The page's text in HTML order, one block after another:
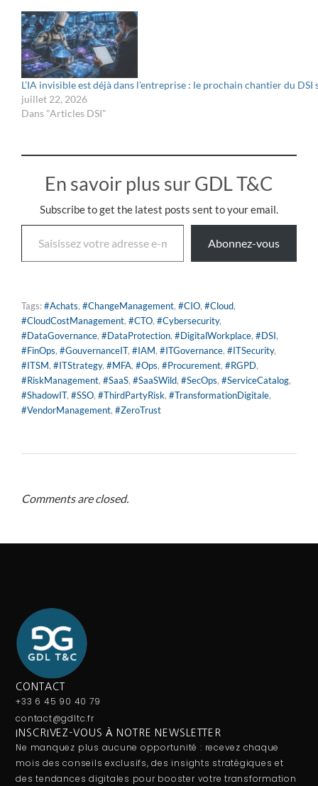
L’IA invisible est déjà dans l’entreprise : le prochain chantier du DSI
juillet 22, 2026
Dans "Articles DSI"
En savoir plus sur GDL T&C
Subscribe to get the latest posts sent to your email.
Abonnez-vous
Tags:#Achats, #ChangeManagement, #CIO, #Cloud,
#CloudCostManagement, #CTO, #Cybersecurity,
#DataGovernance, #DataProtection, #DigitalWorkplace, #DSI,
#FinOps, #GouvernanceIT, #IAM, #ITGovernance, #ITSecurity,
#ITSM, #ITStrategy, #MFA, #Ops, #Procurement, #RGPD,
#RiskManagement, #SaaS, #SaaSWild, #SecOps, #ServiceCatalog,
#ShadowIT, #SSO, #ThirdPartyRisk, #TransformationDigitale,
#VendorManagement, #ZeroTrust
Comments are closed.
CONTACT
+33 6 45 90 40 79
contact@gdltc.fr
INSCRIVEZ-VOUS À NOTRE NEWSLETTER
Ne manquez plus aucune opportunité : recevez chaque
mois des conseils exclusifs, des insights stratégiques et
des tendances digitales pour booster votre transformation